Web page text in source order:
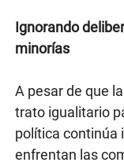
Ignorando
minorías
A pesar de que
trato igualitario
política continúa
enfrentan las